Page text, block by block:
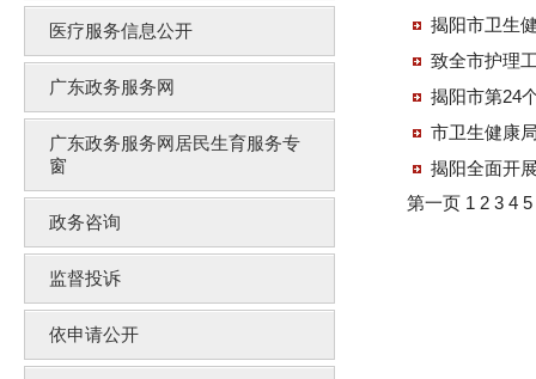
医疗服务信息公开
广东政务服务网
广东政务服务网居民生育服务专
窗
政务咨询
监督投诉
依申请公开
揭阳市卫生
致全市护理
揭阳市第24
市卫生健康
揭阳全面开
第一页 1 2 3 4 5